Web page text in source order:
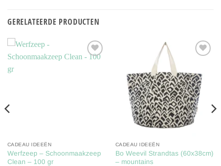
GERELATEERDE PRODUCTEN
CADEAU IDEEËN
Werfzeep – Schoonmaakzeep
Clean – 100 gr
verlanglijst
CADEAU IDEEËN
Bo Weevil Strandtas (60x38cm)
– mountains